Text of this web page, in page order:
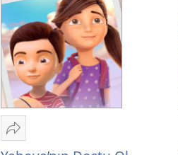
Paylaş